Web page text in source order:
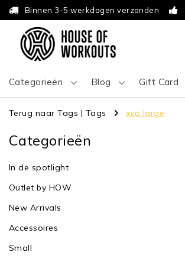
Binnen 3-5 werkdagen verzonden
Categorieën Blog Gift Card
Terug naar Tags | Tags xco large
Categorieën
In de spotlight
Outlet by HOW
New Arrivals
Accessoires
Small